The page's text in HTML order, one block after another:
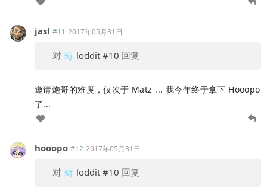
jasl #11 2017年05月31日
对 loddit #10 回复
邀请炮哥的难度，仅次于 Matz ... 我今年终于拿下 Hooopo
了...
hooopo #12 2017年05月31日
对 loddit #10 回复